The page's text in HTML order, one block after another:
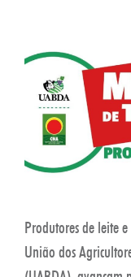
Produtores de leite
União dos